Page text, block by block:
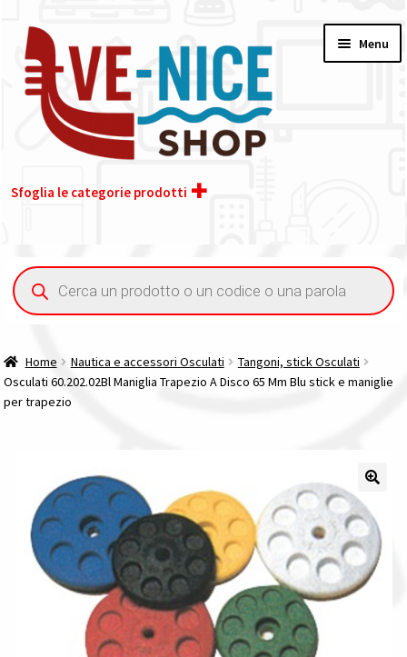
alla
navigazione
contenuto
Menu
Sfoglia le categorie prodotti
Chi siamo
Il nostro gruppo acquisti
Condizioni generali
Acquisti in rete pubblica amministrazione
Assicurazione integrativa Garanzia3
Bonus fiscali 2025
Ricerca
prodotti
Home Nautica e accessori Osculati
Tangoni, stick Osculati
Osculati 60.202.02Bl Maniglia Trapezio A Disco 65 Mm Blu stick e maniglie
per trapezio